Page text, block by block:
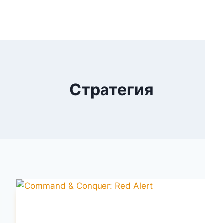
Стратегия